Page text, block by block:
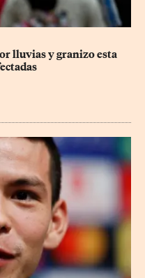
lluvias y granizo esta